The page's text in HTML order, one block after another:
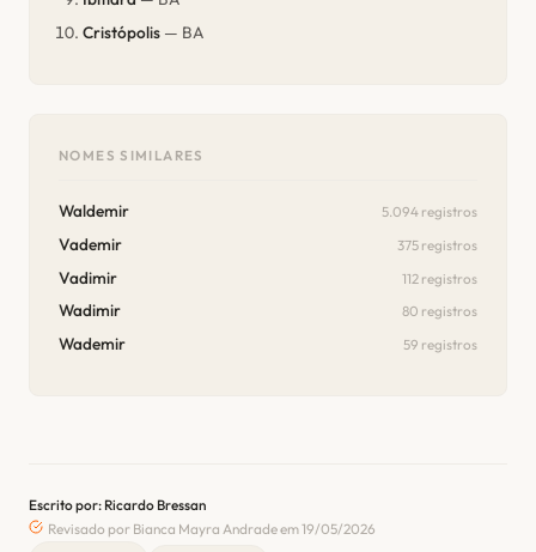
Cristópolis — BA
NOMES SIMILARES
Waldemir 5.094 registros
Vademir 375 registros
Vadimir 112 registros
Wadimir 80 registros
Wademir 59 registros
Escrito por: Ricardo Bressan
Revisado por Bianca Mayra Andrade em 19/05/2026